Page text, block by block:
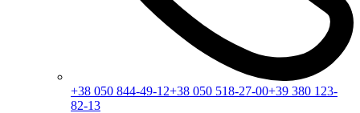
+38 050 844-49-12+38 050 518-27-00+39 380 123-
82-13